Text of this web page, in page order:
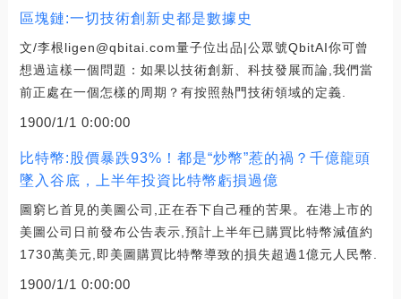
區塊鏈:一切技術創新史都是數據史
文/李根ligen@qbitai.com量子位出品|公眾號QbitAI你可曾
想過這樣一個問題：如果以技術創新、科技發展而論,我們當
前正處在一個怎樣的周期？有按照熱門技術領域的定義.
1900/1/1 0:00:00
比特幣:股價暴跌93%！都是“炒幣”惹的禍？千億龍頭
墜入谷底，上半年投資比特幣虧損過億
圖窮匕首見的美圖公司,正在吞下自己種的苦果。在港上市的
美圖公司日前發布公告表示,預計上半年已購買比特幣減值約
1730萬美元,即美圖購買比特幣導致的損失超過1億元人民幣.
1900/1/1 0:00:00